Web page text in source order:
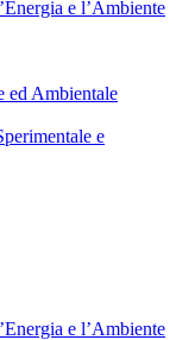
e l’Ambiente
ed Ambientale
e
e l’Ambiente